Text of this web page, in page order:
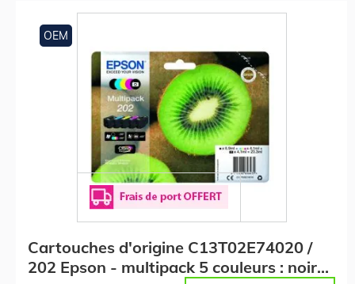
OEM
Cartouches d'origine C13T02E74020 /
202 Epson - multipack 5 couleurs : noire,